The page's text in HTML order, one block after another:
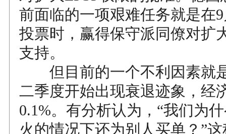
前面临的一项艰难任务就是在
投票时，赢得保守派同僚对扩
支持。
但目前的一个不利因素就
二季度开始出现衰退迹象，经
0.1%。有分析认为，“我们为
火的情况下还为别人买单？”